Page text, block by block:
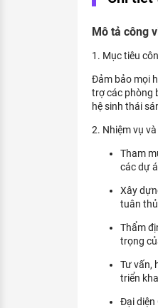
KHÁM PHÁ NGHỀ NGHIỆP
Tử vi nghề nghiệp
HƯỚNG NGHIỆP VIỆC LÀM
Đặc trưng từng nghề
XÂY DỰNG VÀ PHÁT
Mô tả công
1. Mục tiêu
Đảm bảo mọi
trợ các phòng
hệ sinh thái
2. Nhiệm vụ
Tham
các dự
Xây
tuân
Thẩm
trọng
Tư vấn,
triển
Đại diện